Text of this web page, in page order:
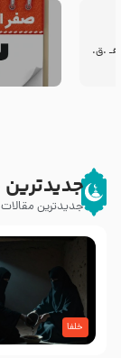
جدیدترین
جدیدترین
خلفا